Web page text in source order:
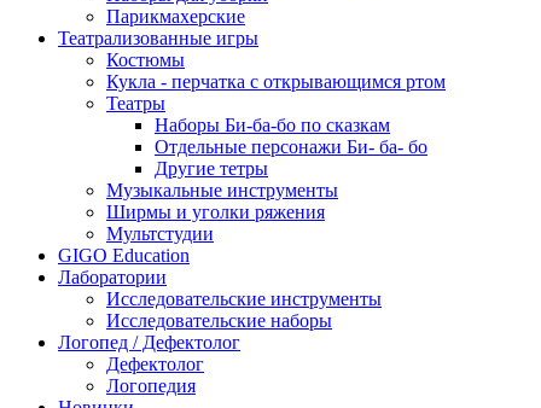
Парикмахерские
Театрализованные игры
Костюмы
Кукла - перчатка с открывающимся ртом
Театры
Наборы Би-ба-бо по сказкам
Отдельные персонажи Би- ба- бо
Другие тетры
Музыкальные инструменты
Ширмы и уголки ряжения
Мультстудии
GIGO Education
Лаборатории
Исследовательские инструменты
Исследовательские наборы
Логопед / Дефектолог
Дефектолог
Логопедия